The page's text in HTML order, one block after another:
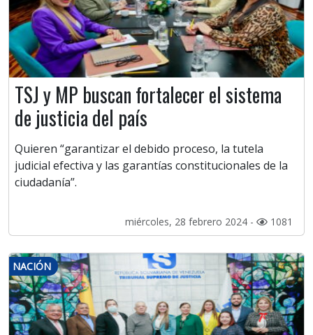
TSJ y MP buscan fortalecer el sistema
de justicia del país
Quieren “garantizar el debido proceso, la tutela
judicial efectiva y las garantías constitucionales de la
ciudadanía”.
miércoles, 28 febrero 2024 - 1081
NACIÓN